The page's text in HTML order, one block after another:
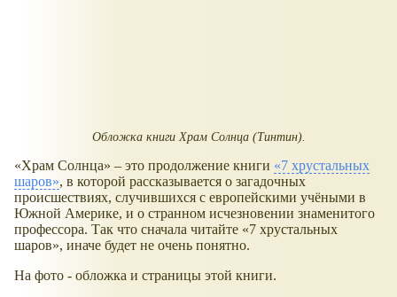
Обложка книги Храм Солнца (Тинтин).
«Храм Солнца» – это продолжение книги «7 хрустальных
шаров», в которой рассказывается о загадочных
происшествиях, случившихся с европейскими учёными в
Южной Америке, и о странном исчезновении знаменитого
профессора. Так что сначала читайте «7 хрустальных
шаров», иначе будет не очень понятно.
На фото - обложка и страницы этой книги.